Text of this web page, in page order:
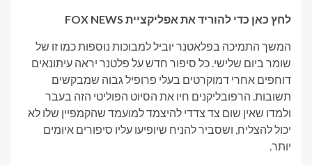
לחץ כאן כדי להוריד את אפליקציית FOX NEWS
המשך התמיכה בפלאטנר יוביל למבוכות נוספות כמו זו של
שומר ביום שלישי. כל סיפור חדש על פלטנר יראה עיתונאים
דוחפים אחרי דמוקרטים בעלי פרופיל גבוה שמבקשים
תשובות. הרפובליקנים חיו את הסיוט הפוליטי הזה בעבר
ולמדו שאין שום צד צדדי להיצמד למועמד שהקמפיין שלו לא
יכול להצליח, ושסביר להניח שיופיעו עליו סיפורים איומים
יותר.